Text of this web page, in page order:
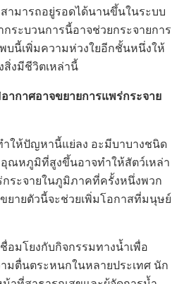
ามารถอยู่รอดได้นานขึ้นในระบบ
ระบวนการนี้อาจช่วยกระจายการ
บนี้เพิ่มความห่วงใยอีกชั้นหนึ่งให้
งมีชีวิตเหล่านี้
ากาศอาจขยายการแพร่กระจาย
ให้ปัญหานี้แย่ลง อะมีบาบางชนิด
อุณหภูมิที่สูงขึ้นอาจทำให้สัตว์เหล่า
ระจายในภูมิภาคที่ครั้งหนึ่งพวก
ยายตัวนี้จะช่วยเพิ่มโอกาสที่มนุษย์
ชื่อมโยงกับกิจกรรมทางน้ำเพื่อ
มตื่นตระหนกในหลายประเทศ นัก